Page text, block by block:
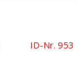
ID-Nr. 953